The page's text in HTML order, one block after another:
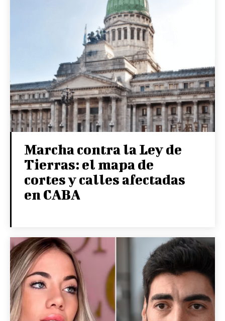
Marcha contra la Ley de
Tierras: el mapa de
cortes y calles afectadas
en CABA